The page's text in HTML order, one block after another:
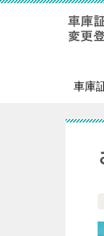
車庫